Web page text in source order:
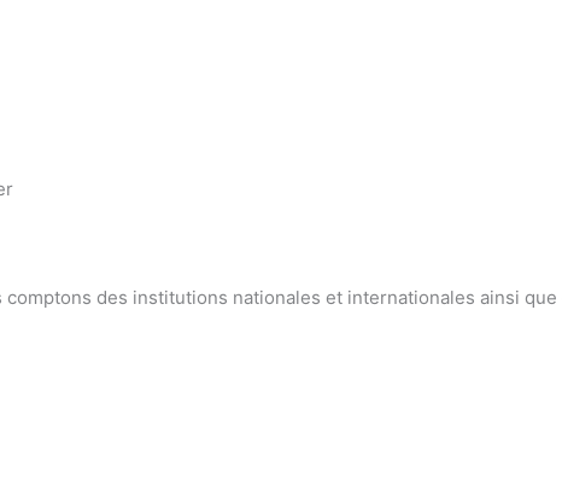
des institutions nationales et internationales ainsi